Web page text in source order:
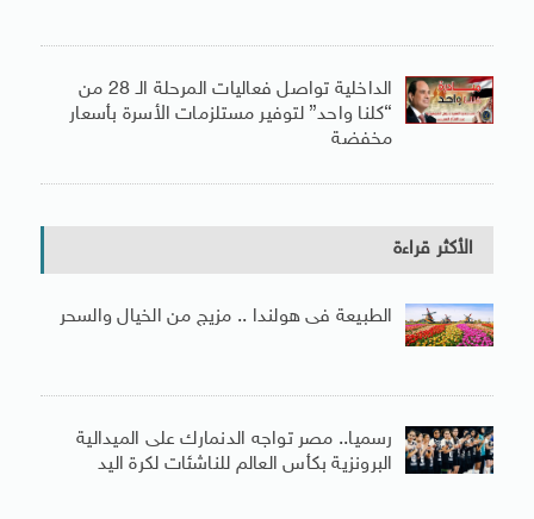
الداخلية تواصل فعاليات المرحلة الـ 28 من
“كلنا واحد” لتوفير مستلزمات الأسرة بأسعار
مخفضة
الأكثر قراءة
الطبيعة فى هولندا .. مزيج من الخيال والسحر
رسميا.. مصر تواجه الدنمارك على الميدالية
البرونزية بكأس العالم للناشئات لكرة اليد